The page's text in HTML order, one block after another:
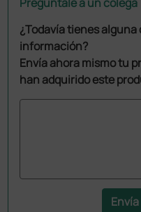
¿Todavía tienes
información?
Envía ahora mismo tu
han adquirido este